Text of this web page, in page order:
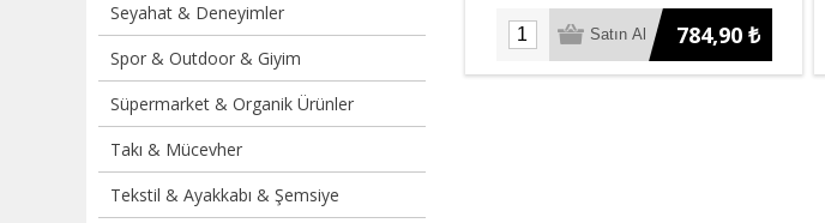
Seyahat & Deneyimler
Spor & Outdoor & Giyim
Süpermarket & Organik Ürünler
Takı & Mücevher
Tekstil & Ayakkabı & Şemsiye
784,90 ₺